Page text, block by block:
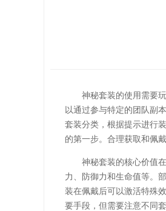
神秘套装的使用需要
以通过参与特定的团队副
套装分类，根据提示进行
的第一步。合理获取和佩
神秘套装的核心价值
力、防御力和生命值等。
装在佩戴后可以激活特殊
要手段，但需要注意不同